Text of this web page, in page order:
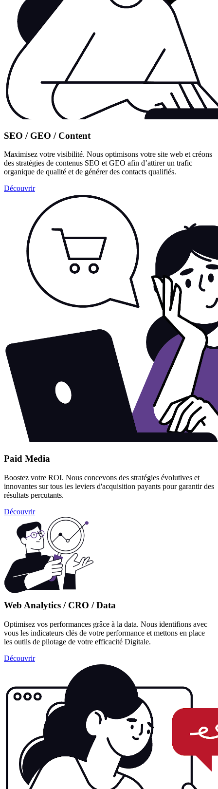
SEO / GEO / Content
Maximisez votre visibilité. Nous optimisons votre site web et créons
des stratégies de contenus SEO et GEO afin d’attirer un trafic
organique de qualité et de générer des contacts qualifiés.
Découvrir
Paid Media
Boostez votre ROI. Nous concevons des stratégies évolutives et
innovantes sur tous les leviers d'acquisition payants pour garantir des
résultats percutants.
Découvrir
Web Analytics / CRO / Data
Optimisez vos performances grâce à la data. Nous identifions avec
vous les indicateurs clés de votre performance et mettons en place
les outils de pilotage de votre efficacité Digitale.
Découvrir